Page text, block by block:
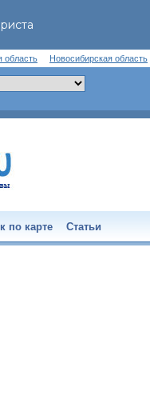
область Новосибирская область
по карте Статьи